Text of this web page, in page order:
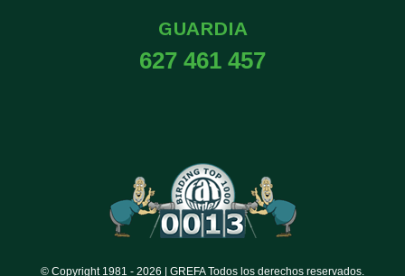
GUARDIA
627 461 457
© Copyright 1981 - 2026 | GREFA Todos los derechos reservados.